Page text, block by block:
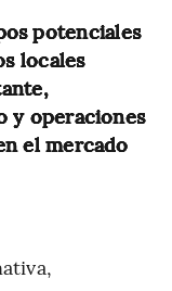
potenciales
locales
y operaciones
el mercado